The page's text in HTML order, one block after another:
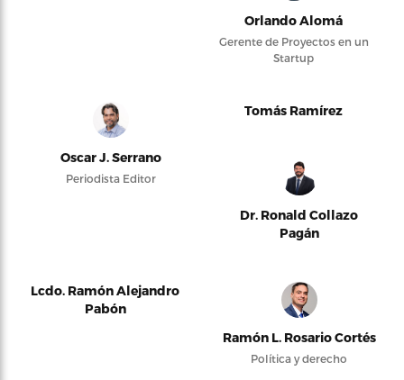
Orlando Alomá
Gerente de Proyectos en un
Startup
Oscar J. Serrano
Periodista Editor
Tomás Ramírez
Dr. Ronald Collazo
Pagán
Lcdo. Ramón Alejandro
Pabón
Ramón L. Rosario Cortés
Política y derecho